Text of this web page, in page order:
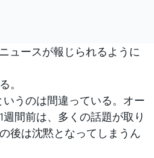
ュースが報じられるように
。
いうのは間違っている。オー
間前は、多くの話題が取り
後は沈黙となってしまうん